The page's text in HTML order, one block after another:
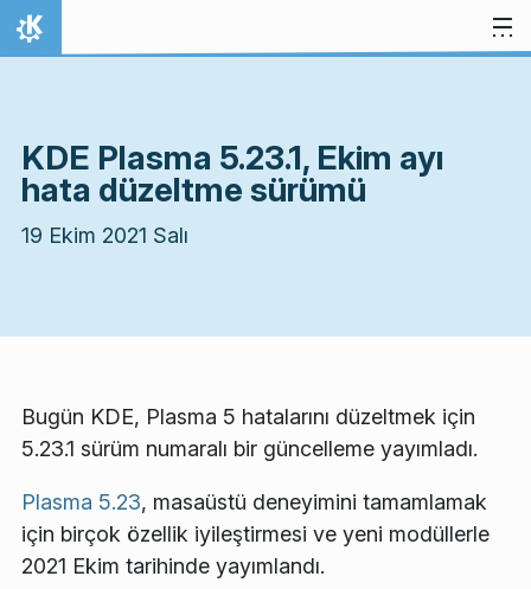
İçeriğe atla
Ana Sayfa
KDE Plasma 5.23.1, Ekim ayı
hata düzeltme sürümü
19 Ekim 2021 Salı
Bugün KDE, Plasma 5 hatalarını düzeltmek için
5.23.1 sürüm numaralı bir güncelleme yayımladı.
Plasma 5.23, masaüstü deneyimini tamamlamak
için birçok özellik iyileştirmesi ve yeni modüllerle
2021 Ekim tarihinde yayımlandı.